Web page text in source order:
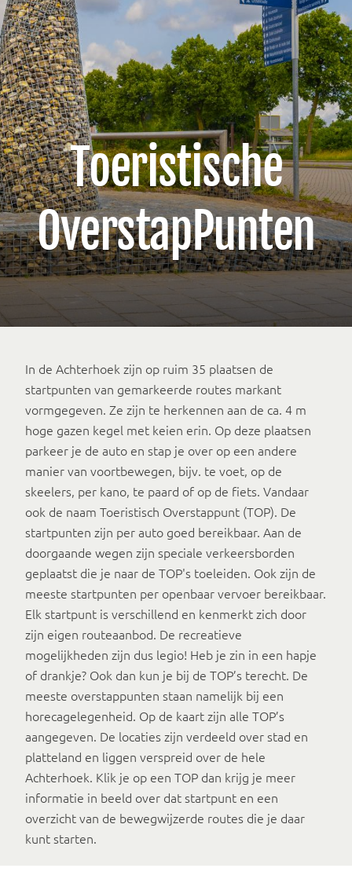
Toeristische
OverstapPunten
In de Achterhoek zijn op ruim 35 plaatsen de
startpunten van gemarkeerde routes markant
vormgegeven. Ze zijn te herkennen aan de ca. 4 m
hoge gazen kegel met keien erin. Op deze plaatsen
parkeer je de auto en stap je over op een andere
manier van voortbewegen, bijv. te voet, op de
skeelers, per kano, te paard of op de fiets. Vandaar
ook de naam Toeristisch Overstappunt (TOP). De
startpunten zijn per auto goed bereikbaar. Aan de
doorgaande wegen zijn speciale verkeersborden
geplaatst die je naar de TOP's toeleiden. Ook zijn de
meeste startpunten per openbaar vervoer bereikbaar.
Elk startpunt is verschillend en kenmerkt zich door
zijn eigen routeaanbod. De recreatieve
mogelijkheden zijn dus legio! Heb je zin in een hapje
of drankje? Ook dan kun je bij de TOP’s terecht. De
meeste overstappunten staan namelijk bij een
horecagelegenheid. Op de kaart zijn alle TOP’s
aangegeven. De locaties zijn verdeeld over stad en
platteland en liggen verspreid over de hele
Achterhoek. Klik je op een TOP dan krijg je meer
informatie in beeld over dat startpunt en een
overzicht van de bewegwijzerde routes die je daar
kunt starten.